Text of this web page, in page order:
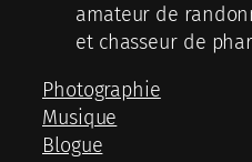
amateur de
et chasseur de
Photographie
Musique
Blogue